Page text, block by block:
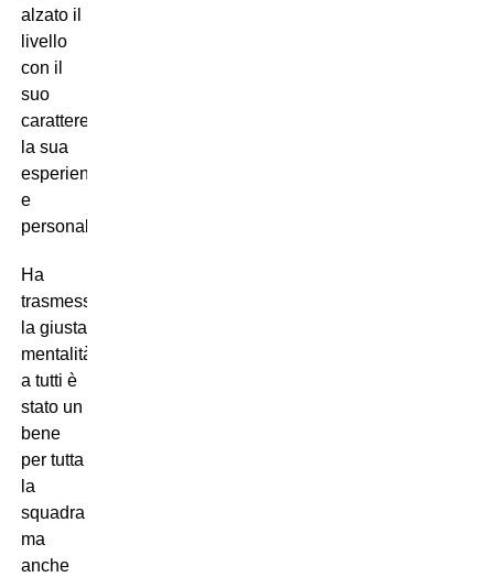
alzato il
livello
con il
suo
carattere,
la sua
esperienza
e
personalità.
Ha
trasmesso
la giusta
mentalità
a tutti è
stato un
bene
per tutta
la
squadra
ma
anche